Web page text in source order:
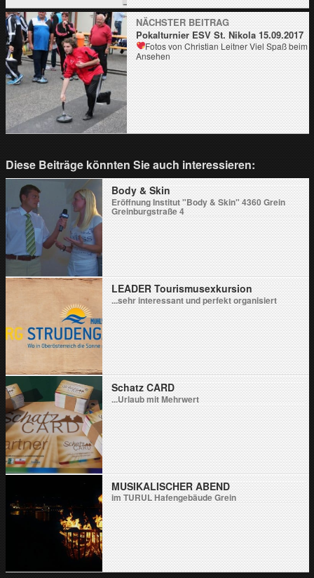
NÄCHSTER BEITRAG
Pokalturnier ESV St. Nikola 15.09.2017
Fotos von Christian LeitnerViel Spaß beim
Ansehen
Diese Beiträge könnten Sie auch interessieren:
Body & Skin
Eröffnung Institut "Body & Skin" 4360 Grein
Greinburgstraße 4
LEADER Tourismusexkursion
...sehr interessant und perfekt organisiert
Schatz CARD
...Urlaub mit Mehrwert
MUSIKALISCHER ABEND
im TURUL Hafengebäude Grein